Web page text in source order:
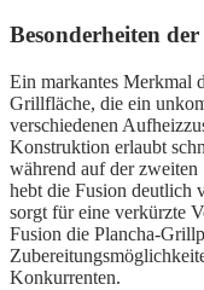
Besonderheiten
Ein markantes Merkmal
Grillfläche, die ein
verschiedenen
Konstruktion erlaubt
während auf der
hebt die Fusion deutlich
sorgt für eine verkürzte
Fusion die Plancha-
Konkurrenten.